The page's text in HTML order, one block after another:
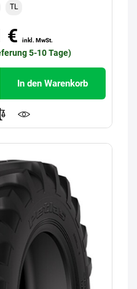
TL
€ inkl. MwSt.
5-10 Tage)
In den Warenkorb